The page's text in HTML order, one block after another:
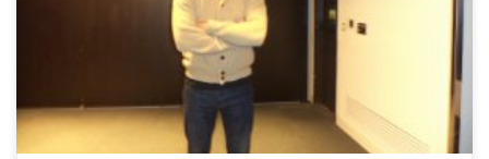
personal de un soldado inglés con los sucesos históricos de la
Irlanda del Norte entre 1971 y 1972. El actor Jack O,Connell, es un
joven soldado británico […]